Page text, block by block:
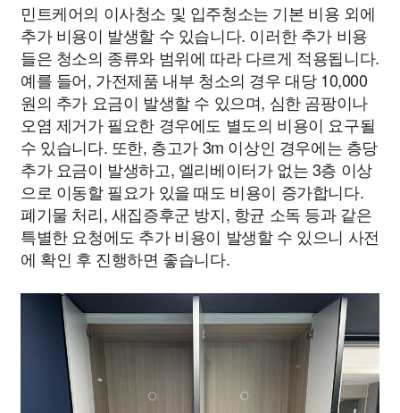
민트케어의 이사청소 및 입주청소는 기본 비용 외에
추가 비용이 발생할 수 있습니다. 이러한 추가 비용
들은 청소의 종류와 범위에 따라 다르게 적용됩니다.
예를 들어, 가전제품 내부 청소의 경우 대당 10,000
원의 추가 요금이 발생할 수 있으며, 심한 곰팡이나
오염 제거가 필요한 경우에도 별도의 비용이 요구될
수 있습니다. 또한, 층고가 3m 이상인 경우에는 층당
추가 요금이 발생하고, 엘리베이터가 없는 3층 이상
으로 이동할 필요가 있을 때도 비용이 증가합니다.
폐기물 처리, 새집증후군 방지, 항균 소독 등과 같은
특별한 요청에도 추가 비용이 발생할 수 있으니 사전
에 확인 후 진행하면 좋습니다.